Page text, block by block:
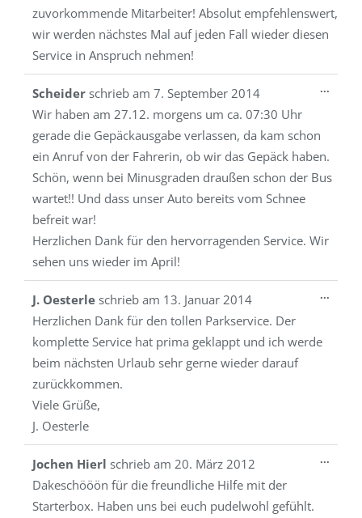
zuvorkommende Mitarbeiter! Absolut empfehlenswert,
wir werden nächstes Mal auf jeden Fall wieder diesen
Service in Anspruch nehmen!
Scheider schrieb am 7. September 2014
Wir haben am 27.12. morgens um ca. 07:30 Uhr
gerade die Gepäckausgabe verlassen, da kam schon
ein Anruf von der Fahrerin, ob wir das Gepäck haben.
Schön, wenn bei Minusgraden draußen schon der Bus
wartet!! Und dass unser Auto bereits vom Schnee
befreit war!
Herzlichen Dank für den hervorragenden Service. Wir
sehen uns wieder im April!
...
J. Oesterle schrieb am 13. Januar 2014
Herzlichen Dank für den tollen Parkservice. Der
komplette Service hat prima geklappt und ich werde
beim nächsten Urlaub sehr gerne wieder darauf
zurückkommen.
Viele Grüße,
J. Oesterle
...
Jochen Hierl schrieb am 20. März 2012
Dakeschööön für die freundliche Hilfe mit der
Starterbox. Haben uns bei euch pudelwohl gefühlt.
...